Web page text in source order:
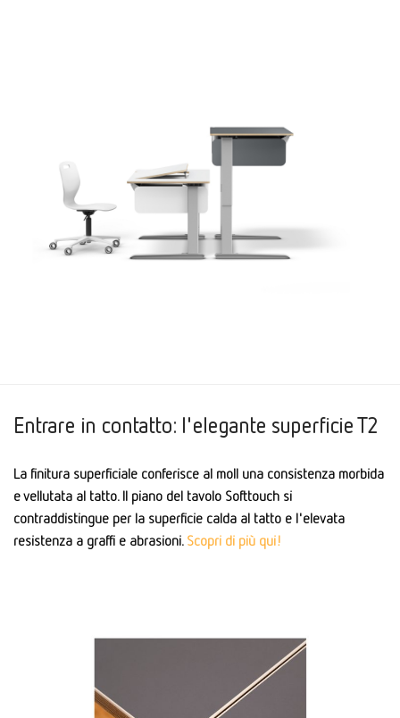
Entrare in contatto: l'elegante superficie T2
La finitura superficiale conferisce al moll una consistenza morbida
e vellutata al tatto. Il piano del tavolo Softtouch si
contraddistingue per la superficie calda al tatto e l'elevata
resistenza a graffi e abrasioni. Scopri di più qui!